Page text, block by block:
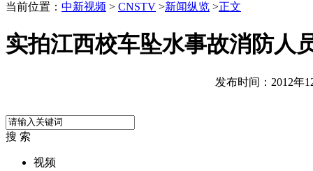
当前位置： 中新视频 > CNSTV >新闻纵览 >正文
实拍江西校车坠水事故消防人
发布时间：2012年
搜 索
视频